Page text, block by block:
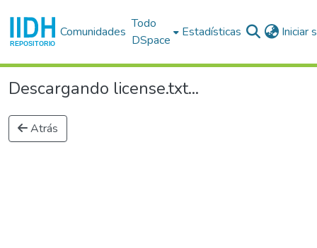
Comunidades
Todo
DSpace
Estadísticas Iniciar
Descargando license.txt...
Atrás